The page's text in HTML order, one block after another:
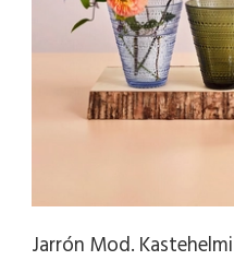
Jarrón Mod.